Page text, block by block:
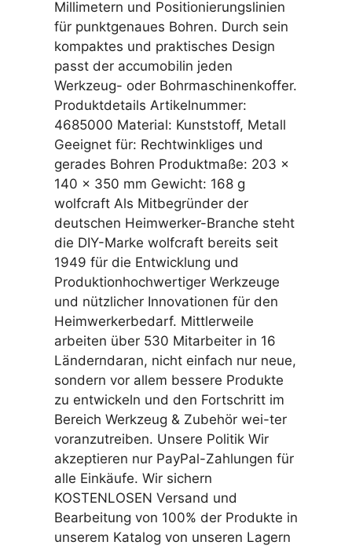
Millimetern und Positionierungslinien
für punktgenaues Bohren. Durch sein
kompaktes und praktisches Design
passt der accumobilin jeden
Werkzeug- oder Bohrmaschinenkoffer.
Produktdetails Artikelnummer:
4685000 Material: Kunststoff, Metall
Geeignet für: Rechtwinkliges und
gerades Bohren Produktmaße: 203 x
140 x 350 mm Gewicht: 168 g
wolfcraft Als Mitbegründer der
deutschen Heimwerker-Branche steht
die DIY-Marke wolfcraft bereits seit
1949 für die Entwicklung und
Produktionhochwertiger Werkzeuge
und nützlicher Innovationen für den
Heimwerkerbedarf. Mittlerweile
arbeiten über 530 Mitarbeiter in 16
Länderndaran, nicht einfach nur neue,
sondern vor allem bessere Produkte
zu entwickeln und den Fortschritt im
Bereich Werkzeug & Zubehör wei-ter
voranzutreiben. Unsere Politik Wir
akzeptieren nur PayPal-Zahlungen für
alle Einkäufe. Wir sichern
KOSTENLOSEN Versand und
Bearbeitung von 100% der Produkte in
unserem Katalog von unseren Lagern